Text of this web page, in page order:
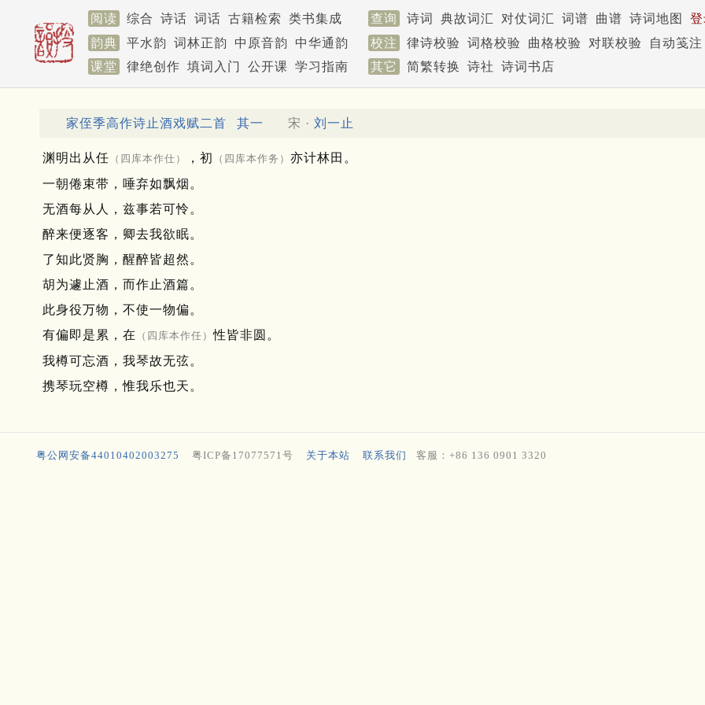
阅读 综合 诗话 词话 古籍检索 类书集成 查询 诗词 典故词汇 对仗词汇 词谱 曲谱 诗词地图
韵典
平水韵 词林正韵 中原音韵 中华通韵 校注 律诗校验 词格校验 曲格校验 对联校验
自动笺注
课堂
律绝创作 填词入门 公开课 学习指南 其它 简繁转换 诗社 诗词书店
家侄季高作诗止酒戏赋二首 其一 宋 · 刘一止
渊明出从任 （四库本作仕） ，初 （四库本作务） 亦计林田。
一朝倦束带，唾弃如飘烟。
无酒每从人，兹事若可怜。
醉来便逐客，卿去我欲眠。
了知此贤胸，醒醉皆超然。
胡为遽止酒，而作止酒篇。
此身役万物，不使一物偏。
有偏即是累，在
（四库本作任）性皆非圆。
我樽可忘酒，我琴故无弦。
携琴玩空樽，惟我乐也天。
粤公网安备44010402003275 粤ICP备17077571号 关于本站 联系我们 客服：+86 136 0901 3320